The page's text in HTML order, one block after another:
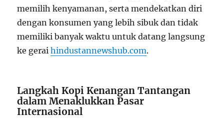
memilih kenyamanan, serta mendekatkan diri
dengan konsumen yang lebih sibuk dan tidak
memiliki banyak waktu untuk datang langsung
ke geraihindustannewshub.com.
Langkah Kopi Kenangan Tantangan
dalam Menaklukkan Pasar
Internasional